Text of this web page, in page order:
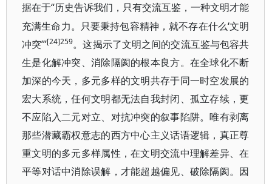
据在于“历史告诉我们，只有交流互鉴，一种文明才能
充满生命力。只要秉持包容精神，就不存在什么‘文明
冲突’”[24]259。这揭示了文明之间的交流互鉴与包容共
生是化解冲突、消除隔阂的根本良方。在全球化不断
加深的今天，多元多样的文明共存于同一时空发展的
宏大系统，任何文明都无法自我封闭、孤立存续，更
不应陷入二元对立、对抗冲突的叙事陷阱。唯有剥离
那些潜藏霸权意志的西方中心主义话语逻辑，真正尊
重文明的多元多样属性，在文明交流中理解差异、在
平等对话中消除误解，才能超越偏见、破除隔阂。因